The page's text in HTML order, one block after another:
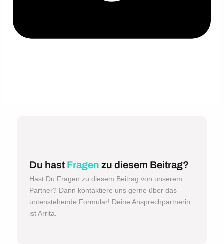
Du hast Fragen zu diesem Beitrag?
Hast Du Fragen zu diesem Beitrag von unserem
Partner? Dann kontaktiere uns gerne über das
untenstehende Formular! Deine Ansprechpartnerin
ist Arrita.